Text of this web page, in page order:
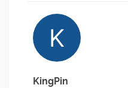
KingPin